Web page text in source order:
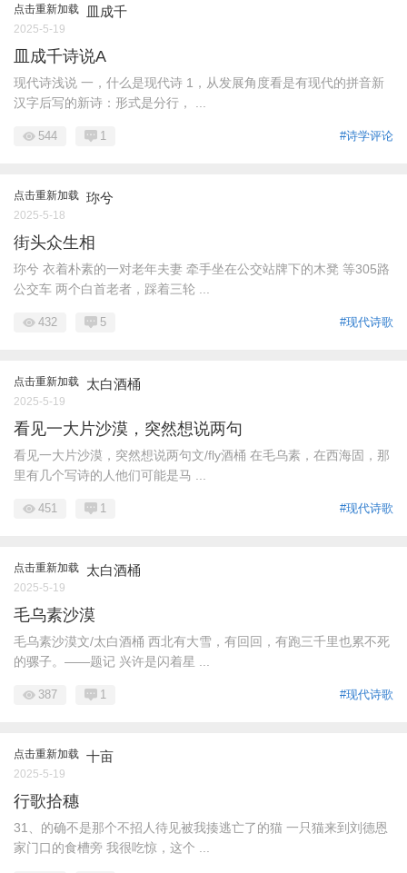
点击重新加载 皿成千
2025-5-19
皿成千诗说A
现代诗浅说 一，什么是现代诗 1，从发展角度看是有现代的拼音新
汉字后写的新诗：形式是分行， ...
#诗学评论
544 1
点击重新加载 珎兮
2025-5-18
街头众生相
珎兮 衣着朴素的一对老年夫妻 牵手坐在公交站牌下的木凳 等305路
公交车 两个白首老者，踩着三轮 ...
#现代诗歌
432 5
点击重新加载 太白酒桶
2025-5-19
看见一大片沙漠，突然想说两句
看见一大片沙漠，突然想说两句文/fly酒桶 在毛乌素，在西海固，那
里有几个写诗的人他们可能是马 ...
#现代诗歌
451 1
点击重新加载 太白酒桶
2025-5-19
毛乌素沙漠
毛乌素沙漠文/太白酒桶 西北有大雪，有回回，有跑三千里也累不死
的骡子。——题记 兴许是闪着星 ...
#现代诗歌
387 1
点击重新加载 十亩
2025-5-19
行歌拾穗
31、的确不是那个不招人待见被我揍逃亡了的猫 一只猫来到刘德恩
家门口的食槽旁 我很吃惊，这个 ...